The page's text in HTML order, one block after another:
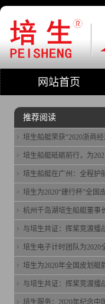
网站首页
推荐阅读
培生船艇荣获“2020浙商
培生船艇砥砺前行，为
培生船艇在广州：全程护
培生为2020“建行杯”全国
杭州千岛湖培生船艇董事
与培生共证：挥桨竞渡擂
培生电子计时团队为2020
培生为2020年全国皮划艇
与培生共证：挥桨竞渡擂
培生服务：2020年纪念中